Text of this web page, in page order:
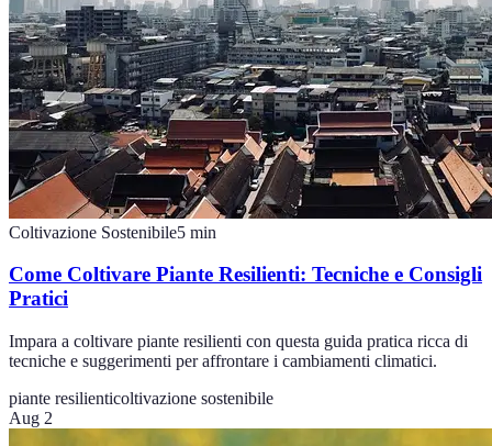
Coltivazione Sostenibile5 min
Come Coltivare Piante Resilienti: Tecniche e Consigli
Pratici
Impara a coltivare piante resilienti con questa guida pratica ricca di
tecniche e suggerimenti per affrontare i cambiamenti climatici.
piante resilienticoltivazione sostenibile
Aug 2